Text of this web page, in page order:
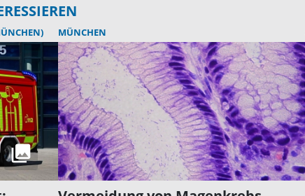
MÜNCHEN